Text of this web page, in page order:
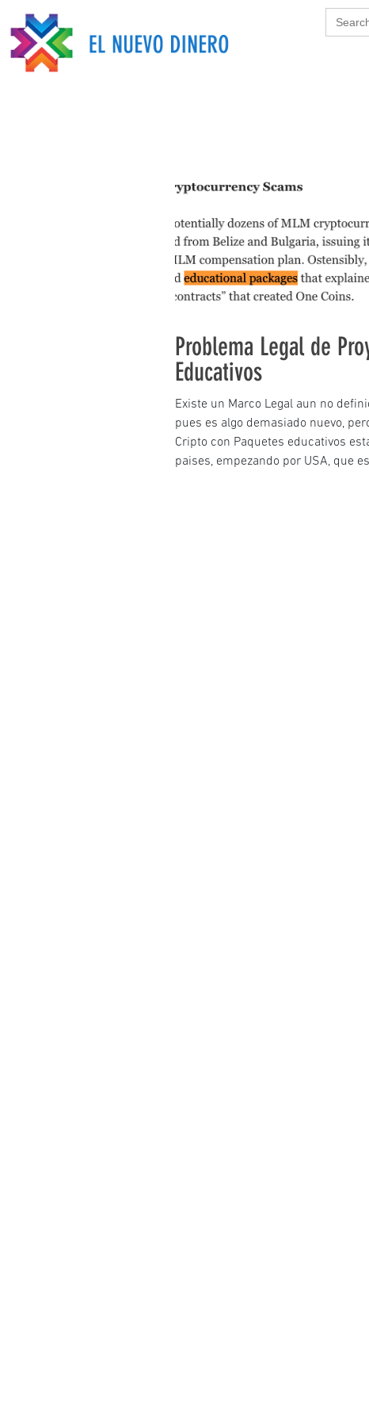
for:
Problema Legal de
Educativos
Existe un Marco Legal aun no
pues es algo demasiado nuevo,
Cripto con Paquetes educativos
paises, empezando por USA, que